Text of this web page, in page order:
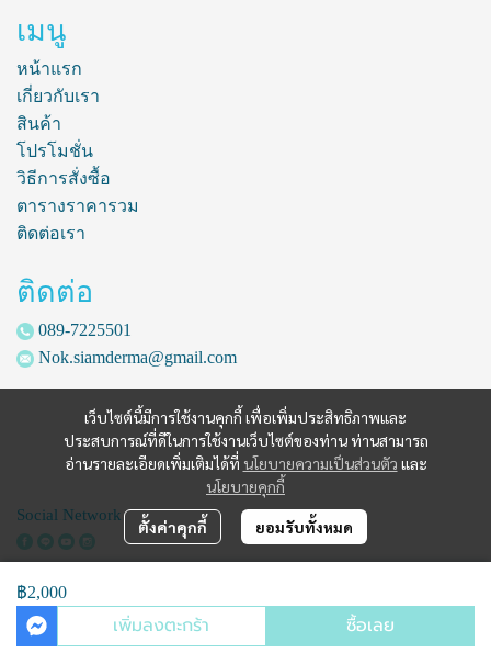
฿2,000
เพิ่มลงตะกร้า ซื้อเลย
เว็บไซต์นี้มีการใช้งานคุกกี้ เพื่อเพิ่มประสิทธิภาพและ
ประสบการณ์ที่ดีในการใช้งานเว็บไซต์ของท่าน ท่านสามารถ
อ่านรายละเอียดเพิ่มเติมได้ที่ นโยบายความเป็นส่วนตัว และ
นโยบายคุกกี้
ตั้งค่าคุกกี้ ยอมรับทั้งหมด
เมนู
หน้าแรก
เกี่ยวกับเรา
สินค้า
โปรโมชั่น
วิธีการสั่งซื้อ
ตารางราคารวม
ติดต่อเรา
ติดต่อ
089-7225501
Nok.siamderma@gmail.com
Social Network
Copyright | All Rights Reserved | Powered by siamderma.com
Powered By MakeWebEasy